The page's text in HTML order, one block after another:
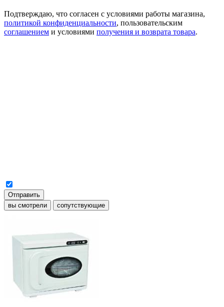
Подтверждаю, что согласен с условиями работы магазина,
политикой конфиденциальности, пользовательским
соглашением и условиями получения и возврата товара.
Отправить
вы смотрели
сопутствующие